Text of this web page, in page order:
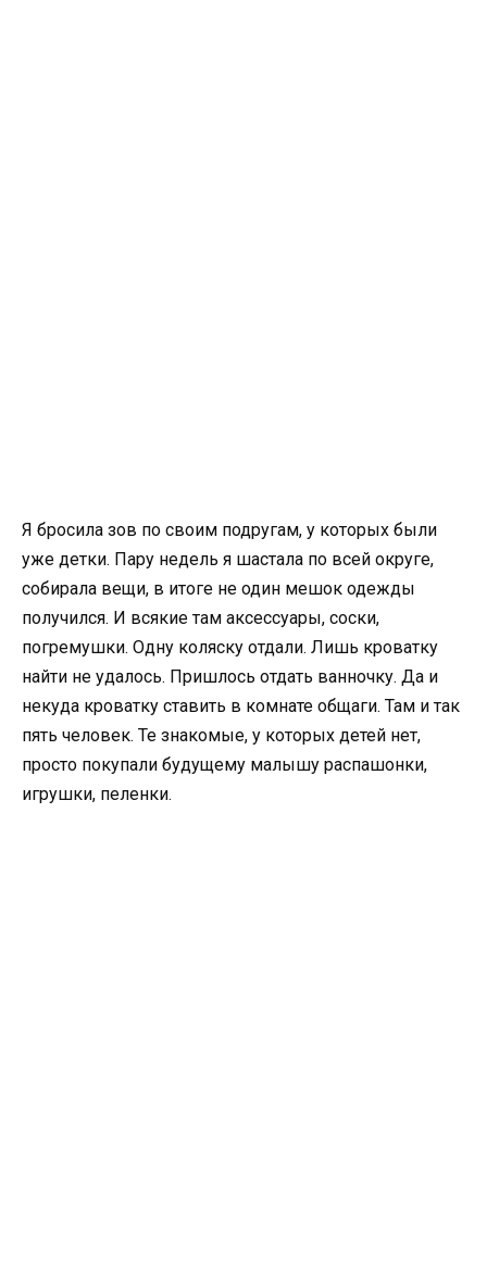
Я бросила зов по своим подругам, у которых были
уже детки. Пару недель я шастала по всей округе,
собирала вещи, в итоге не один мешок одежды
получился. И всякие там аксессуары, соски,
погремушки. Одну коляску отдали. Лишь кроватку
найти не удалось. Пришлось отдать ванночку. Да и
некуда кроватку ставить в комнате общаги. Там и так
пять человек. Те знакомые, у которых детей нет,
просто покупали будущему малышу распашонки,
игрушки, пеленки.